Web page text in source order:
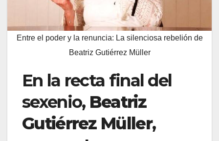
Entre el poder y la renuncia: La silenciosa rebelión de
Beatriz Gutiérrez Müller
En la recta final del
sexenio, Beatriz
Gutiérrez Müller,